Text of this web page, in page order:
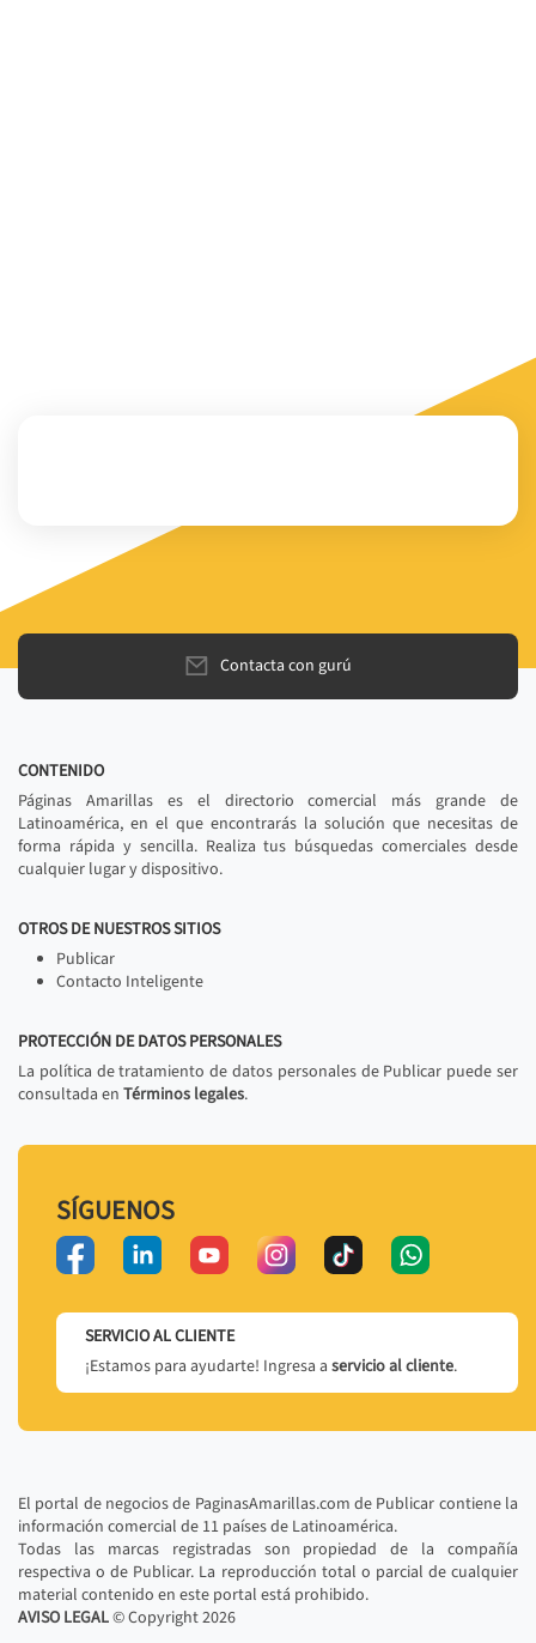
Contacta con gurú
CONTENIDO
Páginas Amarillas es el directorio comercial más grande de
Latinoamérica, en el que encontrarás la solución que necesitas de
forma rápida y sencilla. Realiza tus búsquedas comerciales desde
cualquier lugar y dispositivo.
OTROS DE NUESTROS SITIOS
Publicar
Contacto Inteligente
PROTECCIÓN DE DATOS PERSONALES
La política de tratamiento de datos personales de Publicar puede ser
consultada en Términos legales.
SÍGUENOS
SERVICIO AL CLIENTE
¡Estamos para ayudarte! Ingresa a servicio al cliente.
El portal de negocios de PaginasAmarillas.com de Publicar contiene la
información comercial de 11 países de Latinoamérica.
Todas las marcas registradas son propiedad de la compañía
respectiva o de Publicar. La reproducción total o parcial de cualquier
material contenido en este portal está prohibido.
AVISO LEGAL© Copyright2026